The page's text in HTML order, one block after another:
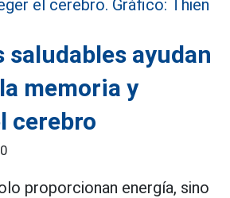
saludables ayudan
memoria y
cerebro
proporcionan energía, sino